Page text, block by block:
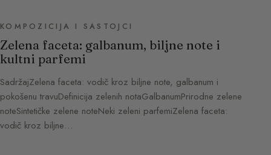
KOMPOZICIJA I SASTOJCI
Zelena faceta: galbanum, biljne note i
kultni parfemi
SadržajZelena faceta: vodič kroz biljne note, galbanum i
pokošenu travuDefinicija zelenih notaGalbanumPrirodne zelene
noteSintetičke zelene noteNeki zeleni parfemiZelena faceta:
vodič kroz biljne…